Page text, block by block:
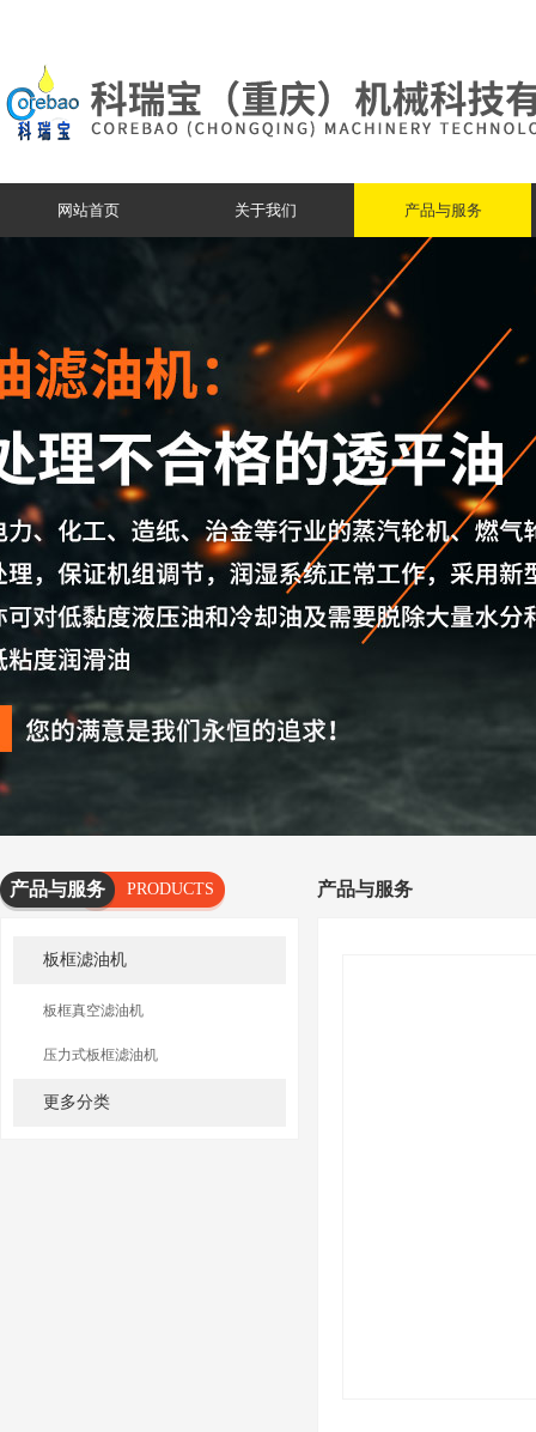
网站首页 关于我们 产品与服务
产品与服务
PRODUCTS
板框滤油机
板框真空滤油机
压力式板框滤油机
更多分类
产品与服务